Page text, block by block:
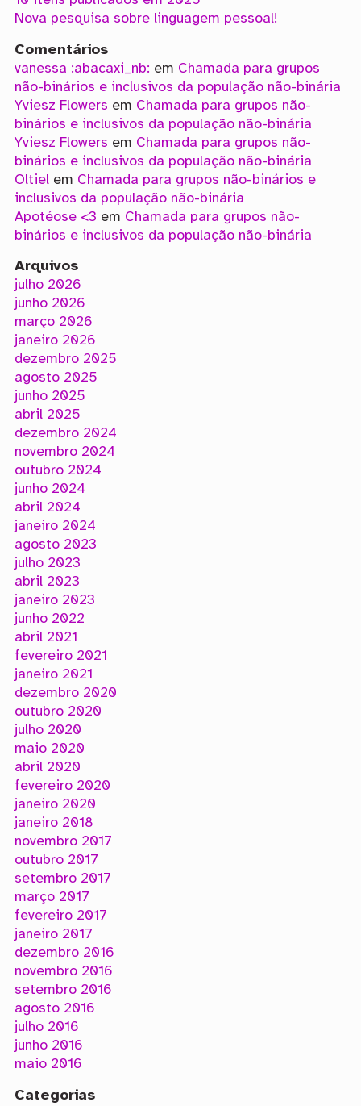
Nova pesquisa sobre linguagem pessoal!
Comentários
vanessa :abacaxi_nb: em Chamada para grupos
não-binários e inclusivos da população não-binária
Yviesz Flowers em Chamada para grupos não-
binários e inclusivos da população não-binária
Yviesz Flowers em Chamada para grupos não-
binários e inclusivos da população não-binária
Oltielem Chamada para grupos não-binários e
inclusivos da população não-binária
Apotéose <3 em Chamada para grupos não-
binários e inclusivos da população não-binária
Arquivos
julho 2026
junho 2026
março 2026
janeiro 2026
dezembro 2025
agosto 2025
junho 2025
abril 2025
dezembro 2024
novembro 2024
outubro 2024
junho 2024
abril 2024
janeiro 2024
agosto 2023
julho 2023
abril 2023
janeiro 2023
junho 2022
abril 2021
fevereiro 2021
janeiro 2021
dezembro 2020
outubro 2020
julho 2020
maio 2020
abril 2020
fevereiro 2020
janeiro 2020
janeiro 2018
novembro 2017
outubro 2017
setembro 2017
março 2017
fevereiro 2017
janeiro 2017
dezembro 2016
novembro 2016
setembro 2016
agosto 2016
julho 2016
junho 2016
maio 2016
Categorias